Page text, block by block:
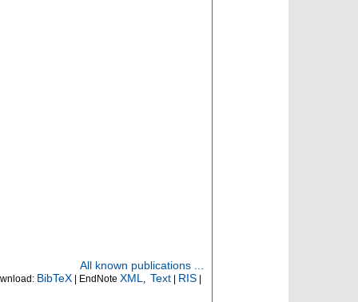
All known publications ...
BibTeX | EndNote XML Text | RIS |